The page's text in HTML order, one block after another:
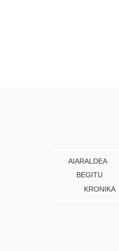
AIARALDEA
BEGITU
KRONIKA